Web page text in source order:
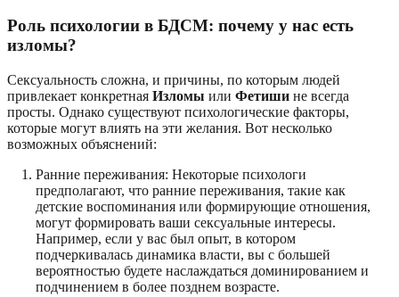
Роль психологии в БДСМ: почему у нас есть
изломы?
Сексуальность сложна, и причины, по которым людей
привлекает конкретная Изломы или Фетиши не всегда
просты. Однако существуют психологические факторы,
которые могут влиять на эти желания. Вот несколько
возможных объяснений:
Ранние переживания: Некоторые психологи
предполагают, что ранние переживания, такие как
детские воспоминания или формирующие отношения,
могут формировать ваши сексуальные интересы.
Например, если у вас был опыт, в котором
подчеркивалась динамика власти, вы с большей
вероятностью будете наслаждаться доминированием и
подчинением в более позднем возрасте.